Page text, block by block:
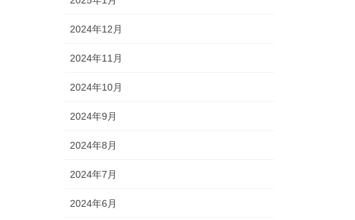
2024年12月
2024年11月
2024年10月
2024年9月
2024年8月
2024年7月
2024年6月